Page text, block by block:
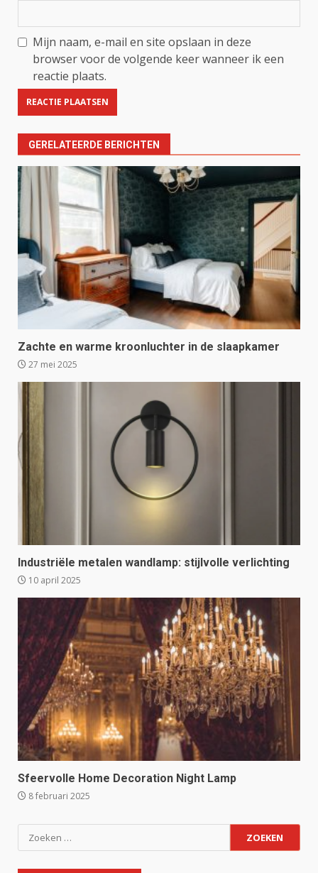
Mijn naam, e-mail en site opslaan in deze
browser voor de volgende keer wanneer ik een
reactie plaats.
GERELATEERDE BERICHTEN
Zachte en warme kroonluchter in de slaapkamer
27 mei 2025
Industriële metalen wandlamp: stijlvolle verlichting
10 april 2025
Sfeervolle Home Decoration Night Lamp
8 februari 2025
Zoeken
naar: